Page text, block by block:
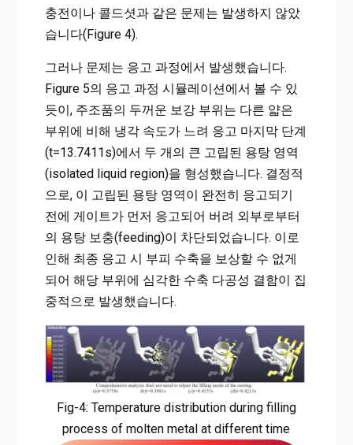
충전이나 콜드셧과 같은 문제는 발생하지 않았
습니다(Figure 4).
그러나 문제는 응고 과정에서 발생했습니다.
Figure 5의 응고 과정 시뮬레이션에서 볼 수 있
듯이, 주조품의 두꺼운 보강 부위는 다른 얇은
부위에 비해 냉각 속도가 느려 응고 마지막 단계
(t=13.7411s)에서 두 개의 큰 고립된 용탕 영역
(isolated liquid region)을 형성했습니다. 결정적
으로, 이 고립된 용탕 영역이 완전히 응고되기
전에 게이트가 먼저 응고되어 버려 외부로부터
의 용탕 보충(feeding)이 차단되었습니다. 이로
인해 최종 응고 시 부피 수축을 보상할 수 없게
되어 해당 부위에 심각한 수축 다공성 결함이 집
중적으로 발생했습니다.
Fig-4: Temperature distribution during filling
process of molten metal at different time